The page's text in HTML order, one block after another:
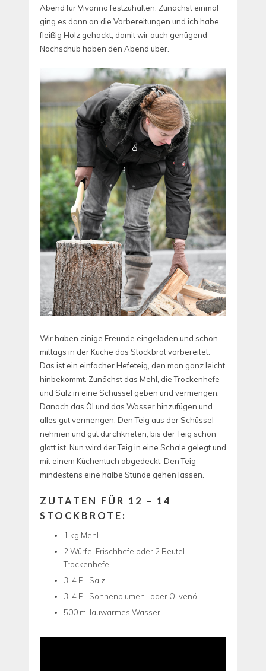
Abend für Vivanno festzuhalten. Zunächst einmal
ging es dann an die Vorbereitungen und ich habe
fleißig Holz gehackt, damit wir auch genügend
Nachschub haben den Abend über.
Wir haben einige Freunde eingeladen und schon
mittags in der Küche das Stockbrot vorbereitet.
Das ist ein einfacher Hefeteig, den man ganz leicht
hinbekommt. Zunächst das Mehl, die Trockenhefe
und Salz in eine Schüssel geben und vermengen.
Danach das Öl und das Wasser hinzufügen und
alles gut vermengen. Den Teig aus der Schüssel
nehmen und gut durchkneten, bis der Teig schön
glatt ist. Nun wird der Teig in eine Schale gelegt und
mit einem Küchentuch abgedeckt. Den Teig
mindestens eine halbe Stunde gehen lassen.
ZUTATEN FÜR 12 – 14
STOCKBROTE:
1 kg Mehl
2 Würfel Frischhefe oder 2 Beutel
Trockenhefe
3-4 EL Salz
3-4 EL Sonnenblumen- oder Olivenöl
500 ml lauwarmes Wasser